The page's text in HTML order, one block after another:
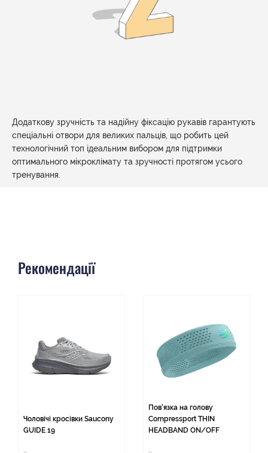
Додаткову зручність та надійну фіксацію рукавів гарантують
спеціальні отвори для великих пальців, що робить цей
технологічний топ ідеальним вибором для підтримки
оптимального мікроклімату та зручності протягом усього
тренування.
Рекомендації
Чоловічі кросівки Saucony
GUIDE 19
Пов'язка на голову
Compressport THIN
HEADBAND ON/OFF